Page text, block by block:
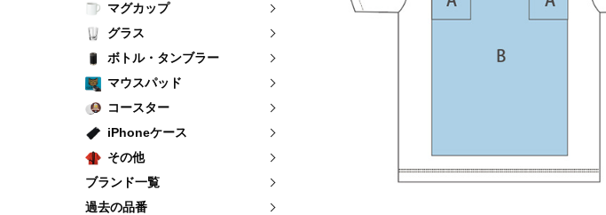
マグカップ
グラス
ボトル・タンブラー
マウスパッド
コースター
iPhoneケース
その他
ブランド一覧
過去の品番